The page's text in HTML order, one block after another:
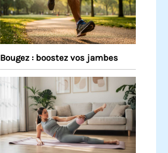
Bougez : boostez vos jambes